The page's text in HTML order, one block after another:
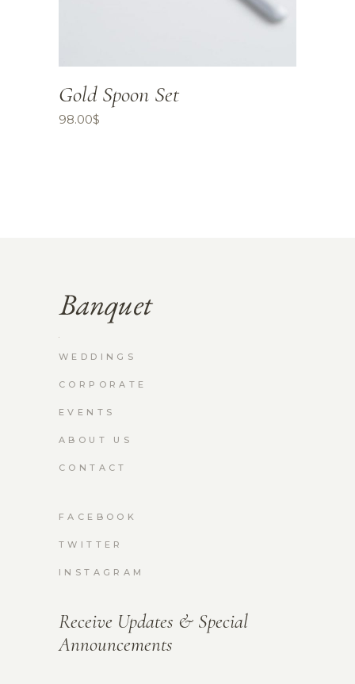
Gold Spoon Set
98.00$
WEDDINGS
CORPORATE
EVENTS
ABOUT US
CONTACT
FACEBOOK
TWITTER
INSTAGRAM
Receive Updates & Special
Announcements